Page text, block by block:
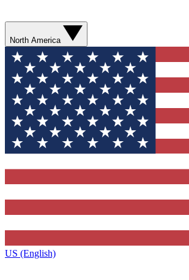
North America
US (English)